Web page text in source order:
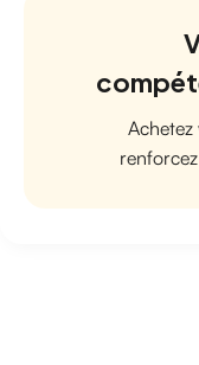
Achetez